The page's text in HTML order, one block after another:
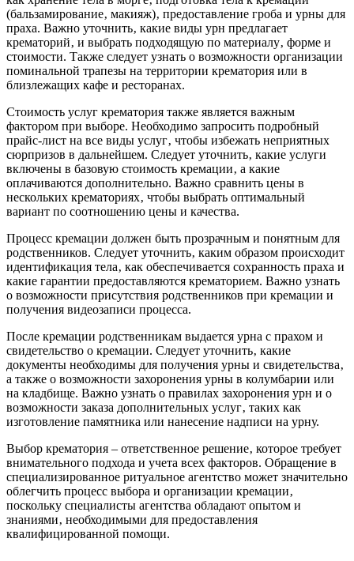
(бальзамирование‚ макияж)‚ предоставление гроба и урны для
праха. Важно уточнить‚ какие виды урн предлагает
крематорий‚ и выбрать подходящую по материалу‚ форме и
стоимости. Также следует узнать о возможности организации
поминальной трапезы на территории крематория или в
близлежащих кафе и ресторанах.
Стоимость услуг крематория также является важным
фактором при выборе. Необходимо запросить подробный
прайс-лист на все виды услуг‚ чтобы избежать неприятных
сюрпризов в дальнейшем. Следует уточнить‚ какие услуги
включены в базовую стоимость кремации‚ а какие
оплачиваются дополнительно. Важно сравнить цены в
нескольких крематориях‚ чтобы выбрать оптимальный
вариант по соотношению цены и качества.
Процесс кремации должен быть прозрачным и понятным для
родственников. Следует уточнить‚ каким образом происходит
идентификация тела‚ как обеспечивается сохранность праха и
какие гарантии предоставляются крематорием. Важно узнать
о возможности присутствия родственников при кремации и
получения видеозаписи процесса.
После кремации родственникам выдается урна с прахом и
свидетельство о кремации. Следует уточнить‚ какие
документы необходимы для получения урны и свидетельства‚
а также о возможности захоронения урны в колумбарии или
на кладбище. Важно узнать о правилах захоронения урн и о
возможности заказа дополнительных услуг‚ таких как
изготовление памятника или нанесение надписи на урну.
Выбор крематория – ответственное решение‚ которое требует
внимательного подхода и учета всех факторов. Обращение в
специализированное ритуальное агентство может значительно
облегчить процесс выбора и организации кремации‚
поскольку специалисты агентства обладают опытом и
знаниями‚ необходимыми для предоставления
квалифицированной помощи.